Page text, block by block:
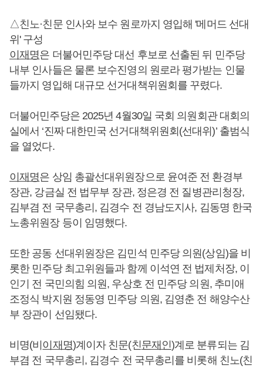
△친노·친문 인사와 보수 원로까지 영입해 '메머드 선대
위' 구성
이재명은 더불어민주당 대선 후보로 선출된 뒤 민주당
내부 인사들은 물론 보수진영의 원로라 평가받는 인물
들까지 영입해 대규모 선거대책위원회를 꾸렸다.
더불어민주당은 2025년 4월30일 국회 의원회관 대회의
실에서 ‘진짜 대한민국 선거대책위원회(선대위)’ 출범식
을 열었다.
이재명은 상임 총괄선대위원장으로 윤여준 전 환경부
장관, 강금실 전 법무부 장관, 정은경 전 질병관리청장,
김부겸 전 국무총리, 김경수 전 경남도지사, 김동명 한국
노총위원장 등이 임명했다.
또한 공동 선대위원장은 김민석 민주당 의원(상임)을 비
롯한 민주당 최고위원들과 함께 이석연 전 법제처장, 이
인기 전 국민의힘 의원, 우상호 전 민주당 의원, 추미애
조정식 박지원 정동영 민주당 의원, 김영춘 전 해양수산
부 장관이 선임됐다.
비명(비 이재명)계이자 친문(친문재인)계로 분류되는 김
부겸 전 국무총리, 김경수 전 국무총리를 비롯해 친노(친